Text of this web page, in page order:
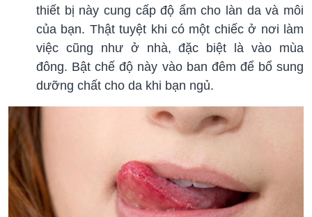
thiết bị này cung cấp độ ẩm cho làn da và môi
của bạn. Thật tuyệt khi có một chiếc ở nơi làm
việc cũng như ở nhà, đặc biệt là vào mùa
đông. Bật chế độ này vào ban đêm để bổ sung
dưỡng chất cho da khi bạn ngủ.